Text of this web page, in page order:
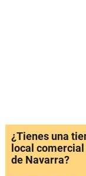
¿Tienes una
local
de Navarra?